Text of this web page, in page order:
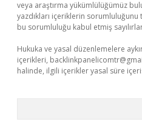
veya araştırma yükümlülüğümüz
yazdıkları içeriklerin
bu sorumluluğu kabul etmiş
Hukuka ve yasal düzenlemelere
içerikleri,
halinde, ilgili içerikler yasal süre